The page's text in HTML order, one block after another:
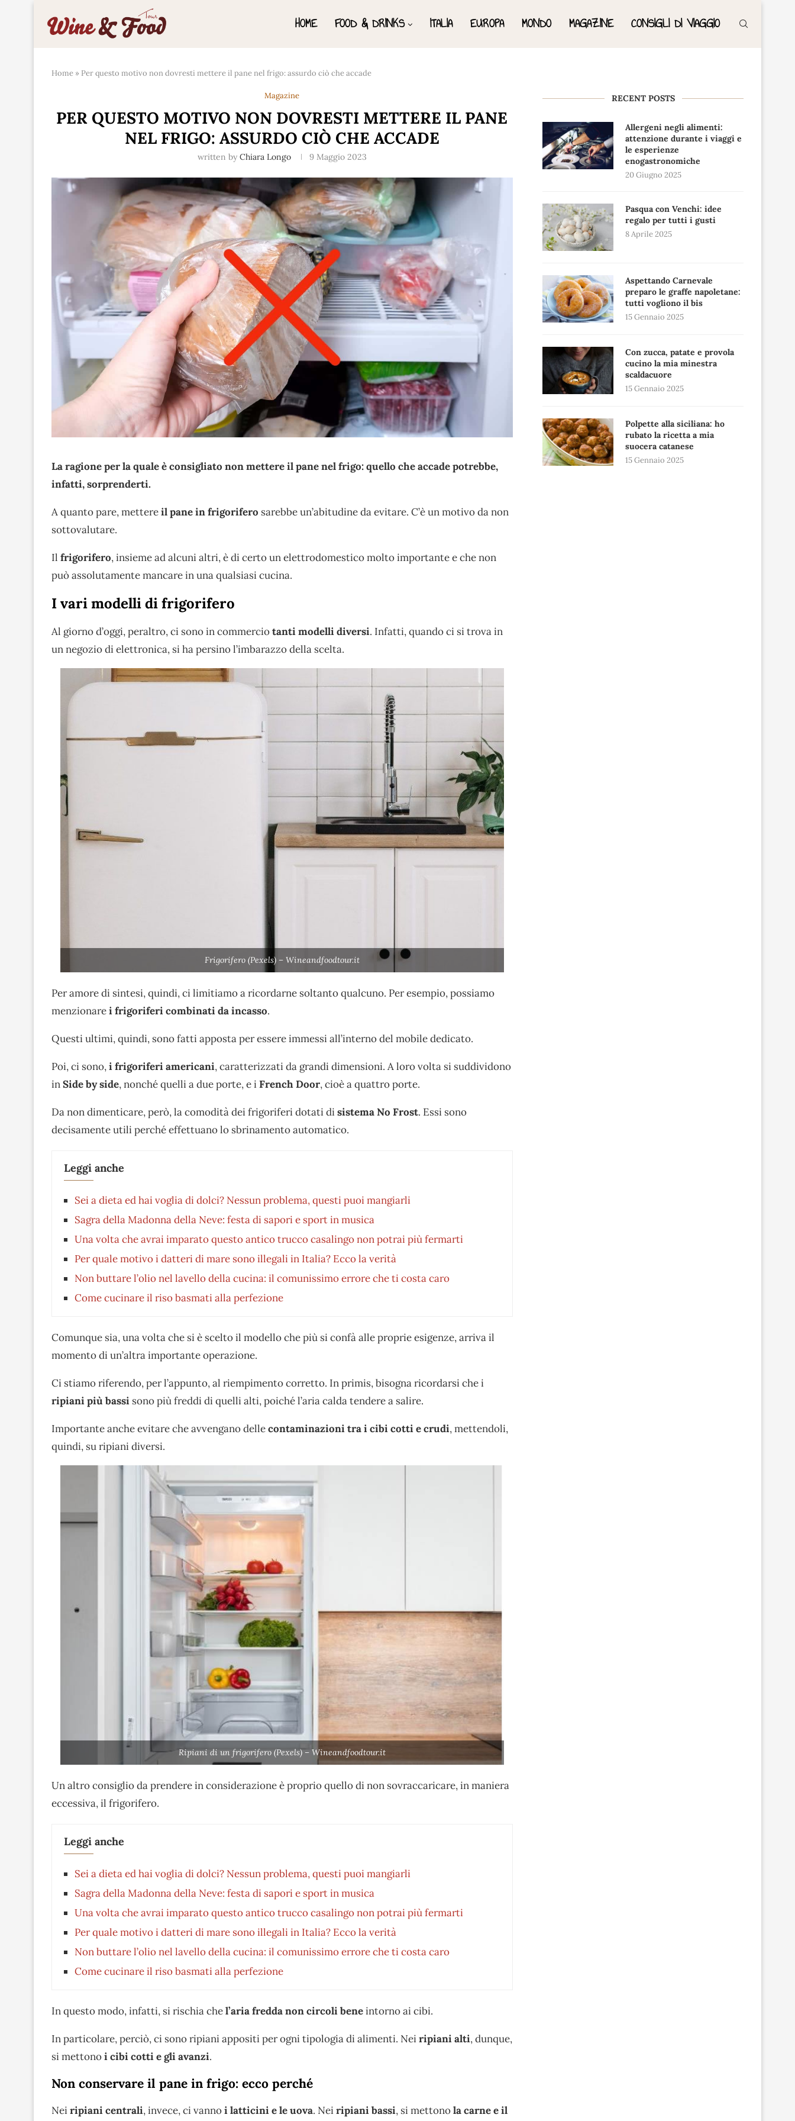
HOME FOOD & DRINKS ITALIA EUROPA MONDO MAGAZINE CONSIGLI DI VIAGGIO
Home » Per questo motivo non dovresti mettere il pane nel frigo: assurdo ciò che accade
Magazine
PER QUESTO MOTIVO NON DOVRESTI METTERE IL PANE
NEL FRIGO: ASSURDO CIÒ CHE ACCADE
written by Chiara Longo 9 Maggio 2023
La ragione per la quale è consigliato non mettere il pane nel frigo: quello che accade potrebbe,
infatti, sorprenderti.
A quanto pare, mettereil pane in frigorifero sarebbe un’abitudine da evitare. C’è un motivo da non
sottovalutare.
Il frigorifero, insieme ad alcuni altri, è di certo un elettrodomestico molto importante e che non
può assolutamente mancare in una qualsiasi cucina.
I vari modelli di frigorifero
Al giorno d’oggi, peraltro, ci sono in commerciotanti modelli diversi. Infatti, quando ci si trova in
un negozio di elettronica, si ha persino l’imbarazzo della scelta.
Frigorifero (Pexels) – Wineandfoodtour.it
Per amore di sintesi, quindi, ci limitiamo a ricordarne soltanto qualcuno. Per esempio, possiamo
menzionarei frigoriferi combinati da incasso.
Questi ultimi, quindi, sono fatti apposta per essere immessi all’interno del mobile dedicato.
Poi, ci sono,i frigoriferi americani, caratterizzati da grandi dimensioni. A loro volta si suddividono
inSide by side, nonché quelli a due porte, e iFrench Door, cioè a quattro porte.
Da non dimenticare, però, la comodità dei frigoriferi dotati disistema No Frost. Essi sono
decisamente utili perché effettuano lo sbrinamento automatico.
Leggi anche
Sei a dieta ed hai voglia di dolci? Nessun problema, questi puoi mangiarli
Sagra della Madonna della Neve: festa di sapori e sport in musica
Una volta che avrai imparato questo antico trucco casalingo non potrai più fermarti
Per quale motivo i datteri di mare sono illegali in Italia? Ecco la verità
Non buttare l’olio nel lavello della cucina: il comunissimo errore che ti costa caro
Come cucinare il riso basmati alla perfezione
Comunque sia, una volta che si è scelto il modello che più si confà alle proprie esigenze, arriva il
momento di un’altra importante operazione.
Ci stiamo riferendo, per l’appunto, al riempimento corretto. In primis, bisogna ricordarsi che i
ripiani più bassi sono più freddi di quelli alti, poiché l’aria calda tendere a salire.
Importante anche evitare che avvengano dellecontaminazioni tra i cibi cotti e crudi, mettendoli,
quindi, su ripiani diversi.
Ripiani di un frigorifero (Pexels) – Wineandfoodtour.it
Un altro consiglio da prendere in considerazione è proprio quello di non sovraccaricare, in maniera
eccessiva, il frigorifero.
Leggi anche
Sei a dieta ed hai voglia di dolci? Nessun problema, questi puoi mangiarli
Sagra della Madonna della Neve: festa di sapori e sport in musica
Una volta che avrai imparato questo antico trucco casalingo non potrai più fermarti
Per quale motivo i datteri di mare sono illegali in Italia? Ecco la verità
Non buttare l’olio nel lavello della cucina: il comunissimo errore che ti costa caro
Come cucinare il riso basmati alla perfezione
In questo modo, infatti, si rischia chel’aria fredda non circoli beneintorno ai cibi.
In particolare, perciò, ci sono ripiani appositi per ogni tipologia di alimenti. Neiripiani alti, dunque,
si mettonoicibi cotti e gli avanzi.
Non conservare il pane in frigo: ecco perché
Neiripiani centrali, invece, ci vannoi latticini e le uova. Neiripiani bassi, si mettonola carne e il
RECENT POSTS
Allergeni negli alimenti:
attenzione durante i viaggi e
le esperienze
enogastronomiche
20 Giugno 2025
Pasqua con Venchi: idee
regalo per tutti i gusti
8 Aprile 2025
Aspettando Carnevale
preparo le graffe napoletane:
tutti vogliono il bis
15 Gennaio 2025
Con zucca, patate e provola
cucino la mia minestra
scaldacuore
15 Gennaio 2025
Polpette alla siciliana: ho
rubato la ricetta a mia
suocera catanese
15 Gennaio 2025